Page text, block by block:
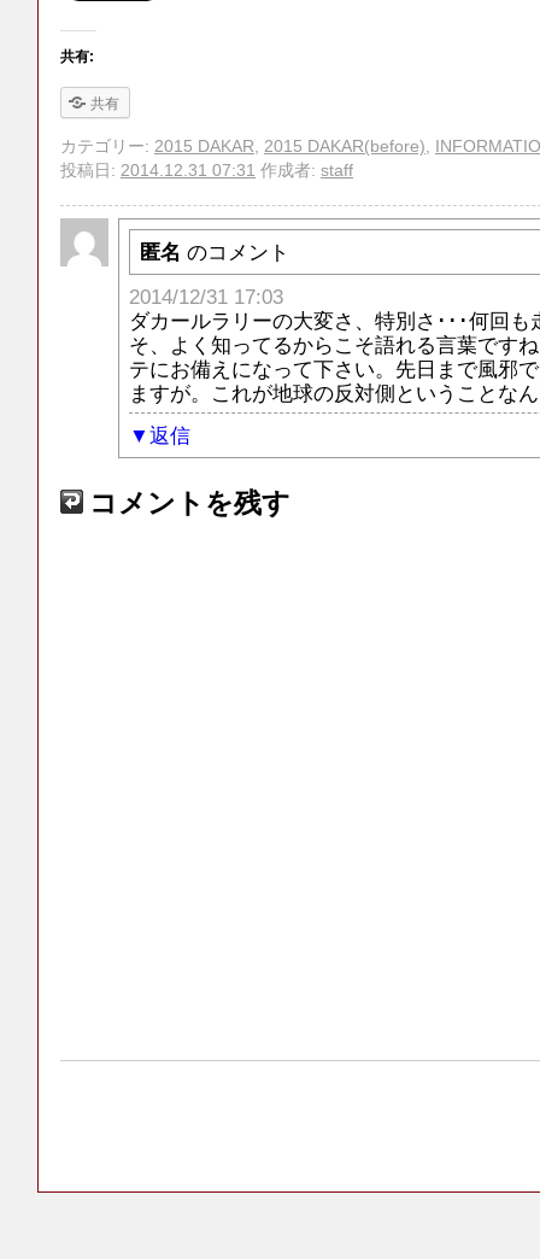
共有:
共有
カテゴリー: 2015 DAKAR, 2015 DAKAR(before),
投稿日: 2014.12.31 07:31 作成者: staff
匿名 のコメント
2014/12/31 17:03
ダカールラリーの大変さ、特別さ･･･何回
そ、よく知ってるからこそ語れる言葉です
テにお備えになって下さい。先日まで風邪
ますが。これが地球の反対側ということな
返信
コメントを残す